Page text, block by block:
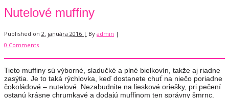
Nutelové muffiny
Published on 2. januára 2016 | By admin |
0 Comments
Tieto muffiny sú výborné, sladučké a plné bielkovín, takže aj riadne
zasýtia. Je to taká rýchlovka, keď dostanete chuť na niečo poriadne
čokoládové – nutelové. Nezabudnite na lieskové oriešky, pri pečení
ostanú krásne chrumkavé a dodajú muffinom ten správny šmrnc.